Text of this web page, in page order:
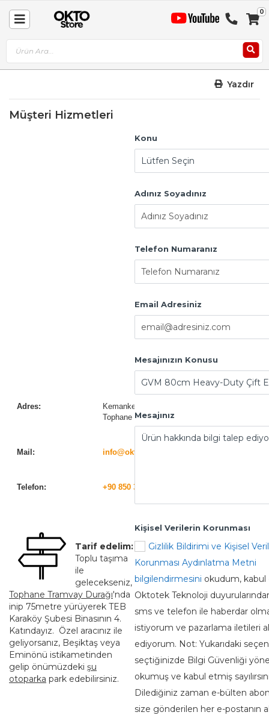
Toggle
Nav
0
Yazdır
Müşteri Hizmetleri
Adres:
Kemankeş Karamustafa Paşa Mah. Necatibey
Tophane / Beyoğlu / İstanbul
Mail: info@oktostore.com
Telefon: +90 850 333 65 86
Tarif edelim:
Toplu taşıma
ile
gelecekseniz,
Tophane Tramvay Durağı'nda
inip 75metre yürüyerek TEB
Karaköy Şubesi Binasının 4.
Katındayız. Özel aracınız ile
geliyorsanız, Beşiktaş veya
Eminönü istikametinden
gelip önümüzdeki şu
otoparka park edebilirsiniz.
Konu
Adınız Soyadınız
Telefon Numaranız
Email Adresiniz
Mesajınızın Konusu
Mesajınız
Kişisel Verilerin Korunması
Gizlilik Bildirimi ve Kişisel
Korunması Aydınlatma Metni
bilgilendirmesini okudum, kabul
Oktotek Teknoloji
sms ve telefon ile haberdar
istiyorum ve pazarlama iletileri
ediyorum. Not: Yukarıdaki
seçtiğinizde Bilgi Güvenliği
okumuş ve kabul etmiş
Dilediğiniz zaman e-bülten
size gönderilen her e-postanın